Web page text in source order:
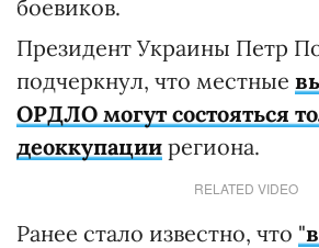
боевиков.
Президент Украины Петр
подчеркнул, что местные
ОРДЛО могут состояться
деоккупации региона.
RELATED VIDEO
Ранее стало известно, что "